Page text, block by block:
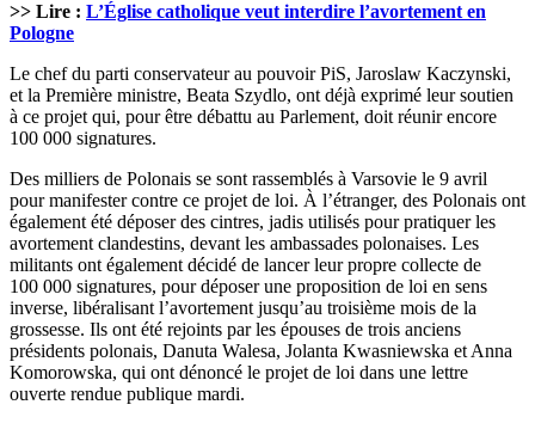
>> Lire : L’Église catholique veut interdire l’avortement en
Pologne
Le chef du parti conservateur au pouvoir PiS, Jaroslaw Kaczynski,
et la Première ministre, Beata Szydlo, ont déjà exprimé leur soutien
à ce projet qui, pour être débattu au Parlement, doit réunir encore
100 000 signatures.
Des milliers de Polonais se sont rassemblés à Varsovie le 9 avril
pour manifester contre ce projet de loi. À l’étranger, des Polonais ont
également été déposer des cintres, jadis utilisés pour pratiquer les
avortement clandestins, devant les ambassades polonaises. Les
militants ont également décidé de lancer leur propre collecte de
100 000 signatures, pour déposer une proposition de loi en sens
inverse, libéralisant l’avortement jusqu’au troisième mois de la
grossesse. Ils ont été rejoints par les épouses de trois anciens
présidents polonais, Danuta Walesa, Jolanta Kwasniewska et Anna
Komorowska, qui ont dénoncé le projet de loi dans une lettre
ouverte rendue publique mardi.